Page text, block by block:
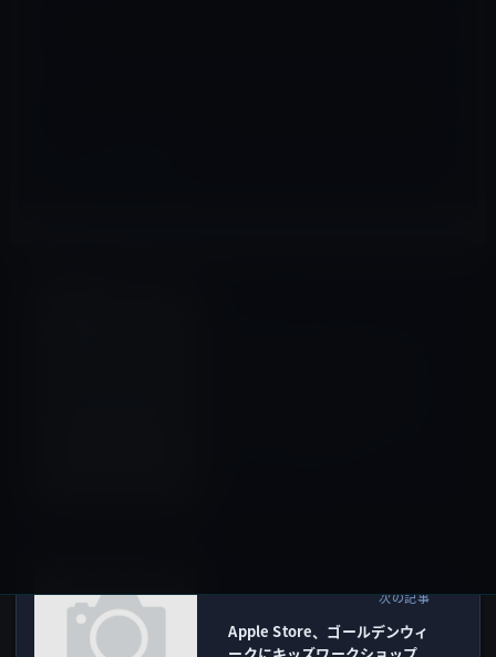
次の記事
Apple Store、ゴールデンウィ